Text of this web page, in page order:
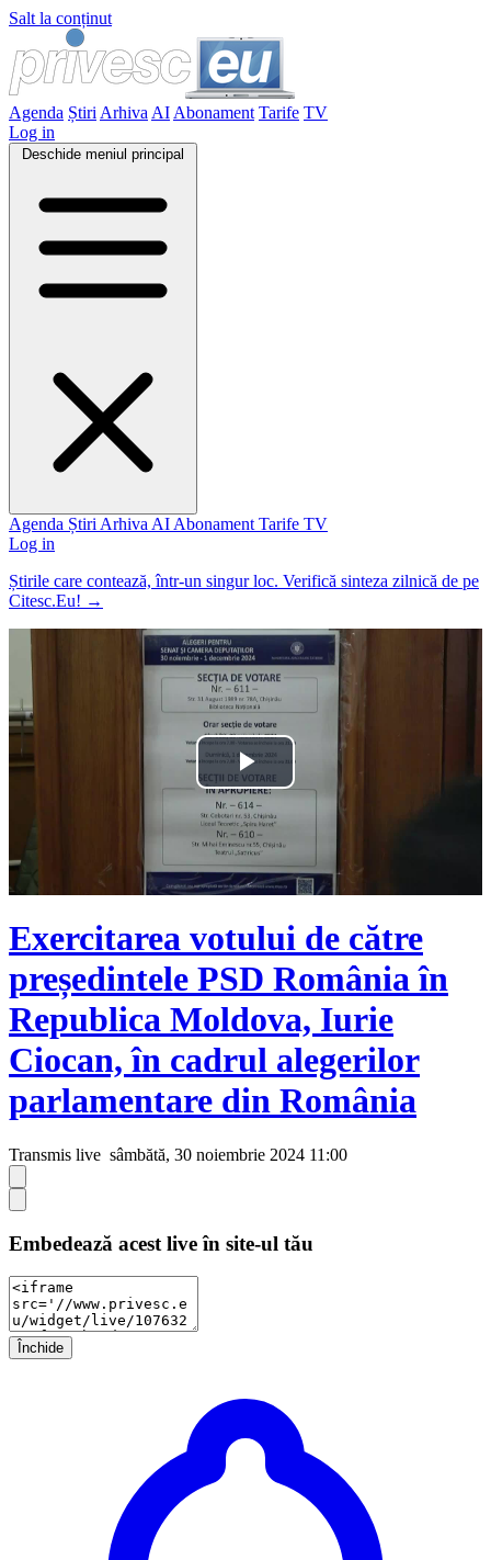
Salt la conținut
Agenda Știri Arhiva AI Abonament Tarife TV
Log in
Deschide meniul principal
Agenda Știri Arhiva AI Abonament Tarife TV
Log in
Știrile care contează, într-un singur loc. Verifică sinteza zilnică de pe
Citesc.Eu! →
Play
Video
Exercitarea votului de către
președintele PSD România în
Republica Moldova, Iurie
Ciocan, în cadrul alegerilor
parlamentare din România
Transmis live sâmbătă, 30 noiembrie 2024 11:00
Embedează acest live în site-ul tău
Închide